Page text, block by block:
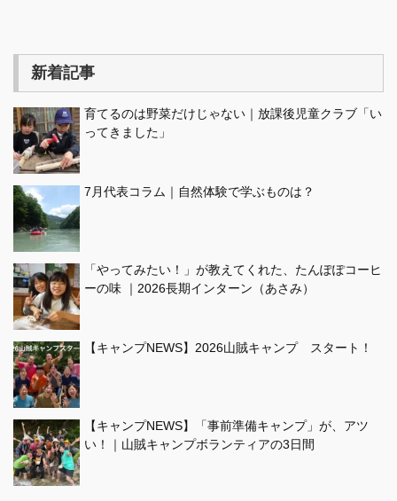
新着記事
育てるのは野菜だけじゃない｜放課後児童クラブ「い
ってきました」
7月代表コラム｜自然体験で学ぶものは？
「やってみたい！」が教えてくれた、たんぽぽコーヒ
ーの味 ｜2026長期インターン（あさみ）
【キャンプNEWS】2026山賊キャンプ スタート！
【キャンプNEWS】「事前準備キャンプ」が、アツ
い！｜山賊キャンプボランティアの3日間